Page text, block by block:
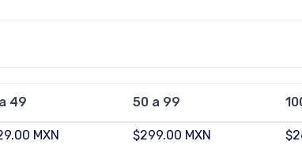
49 50 a 99
MXN $299.00 MXN